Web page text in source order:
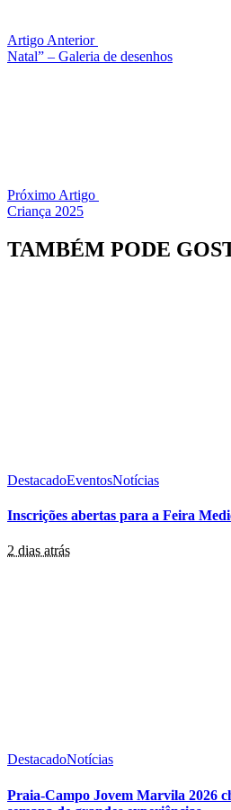
Artigo Anterior
Natal” – Galeria de desenhos
Próximo Artigo
Criança 2025
TAMBÉM PODE
DestacadoEventosNotícias
Inscrições abertas para a Feira
2 dias atrás
DestacadoNotícias
Praia-Campo Jovem Marvila 2026